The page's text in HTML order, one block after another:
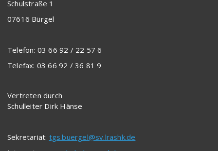
Schulstraße 1
07616 Bürgel
Telefon: 03 66 92 / 22 57 6
Telefax: 03 66 92 / 36 81 9
Vertreten durch
Schulleiter Dirk Hänse
Sekretariat: tgs.buergel@sv.lrashk.de